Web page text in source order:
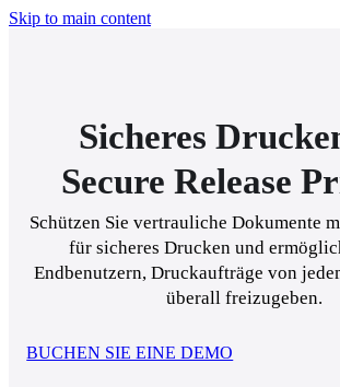
Skip to main content
Sicheres
Secure Release
Schützen Sie vertrauliche Dokumente
für sicheres Drucken und
Endbenutzern, Druckaufträge von
überall freizugeben.
BUCHEN SIE EINE DEMO